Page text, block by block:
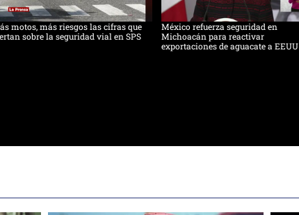
motos, más riesgos las cifras que
sobre la seguridad vial en SPS
México refuerza seguridad en
Michoacán para reactivar
exportaciones de aguacate a EEUU